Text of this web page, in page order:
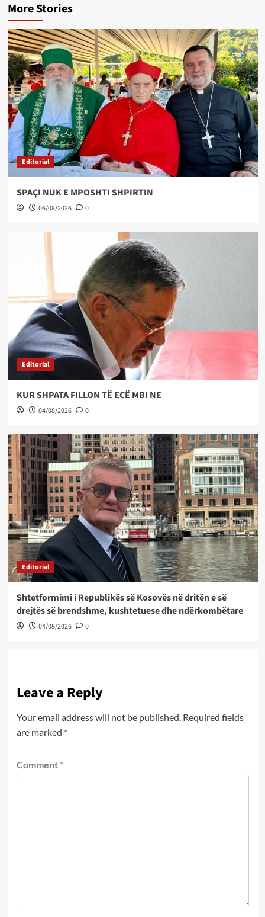
More Stories
Editorial
SPAÇI NUK E MPOSHTI SHPIRTIN
06/08/2026 0
Editorial
KUR SHPATA FILLON TË ECË MBI NE
04/08/2026 0
Editorial
Shtetformimi i Republikës së Kosovës në dritën e së
drejtës së brendshme, kushtetuese dhe ndërkombëtare
04/08/2026 0
Leave a Reply
Your email address will not be published. Required fields
are marked *
Comment *